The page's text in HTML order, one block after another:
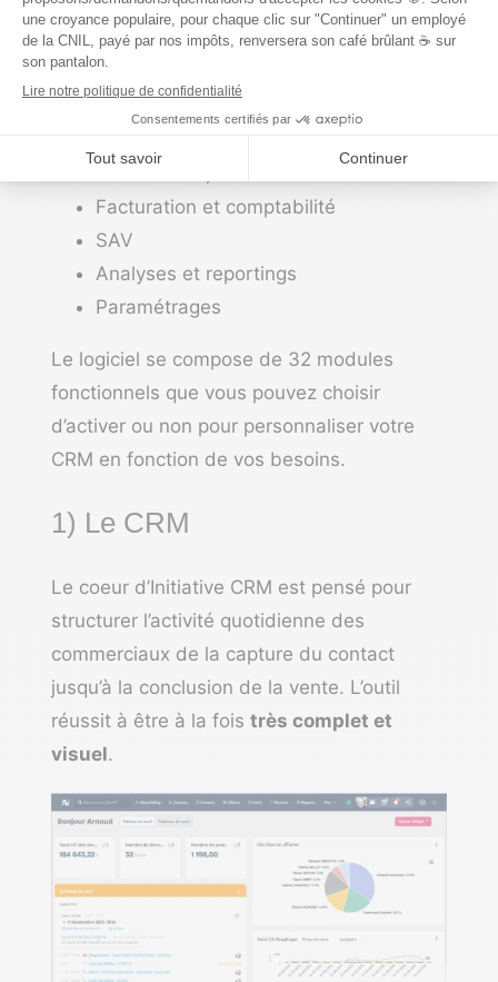
Marketing : emailing, campagnes SMS,
segmentation…
Organisation : to-do, calendrier,
Facturation et comptabilité
SAV
Analyses et reportings
Paramétrages
Le logiciel se compose de 32 modules
fonctionnels que vous pouvez choisir
d’activer ou non pour personnaliser votre
CRM en fonction de vos besoins.
1) Le CRM
Le coeur d’Initiative CRM est pensé pour
structurer l’activité quotidienne des
commerciaux de la capture du contact
jusqu’à la conclusion de la vente. L’outil
réussit à être à la fois très complet et
visuel.